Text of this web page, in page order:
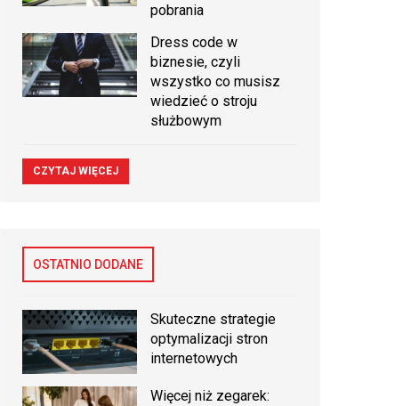
pobrania
Dress code w
biznesie, czyli
wszystko co musisz
wiedzieć o stroju
służbowym
CZYTAJ WIĘCEJ
OSTATNIO DODANE
Skuteczne strategie
optymalizacji stron
internetowych
Więcej niż zegarek: